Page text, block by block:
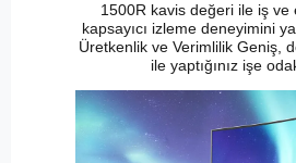
1500R kavis değeri ile iş ve
kapsayıcı izleme deneyimini
Üretkenlik ve Verimlilik Geniş,
ile yaptığınız işe